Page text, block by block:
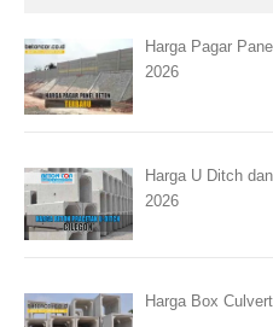
Harga Pagar
2026
Harga U Ditch
2026
Harga Box